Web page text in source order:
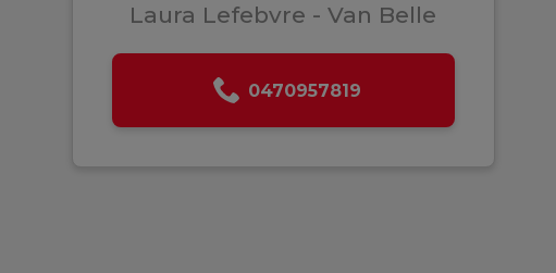
Laura Lefebvre - Van Belle
0470957819